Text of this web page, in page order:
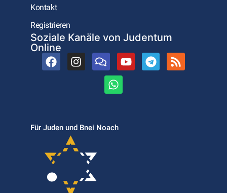
Kontakt
Registrieren
Soziale Kanäle von Judentum
Online
Für Juden und Bnei Noach